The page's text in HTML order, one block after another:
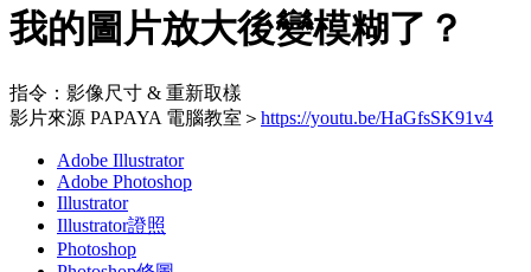
我的圖片放大後變模糊了？
指令：影像尺寸 & 重新取樣
影片來源 PAPAYA 電腦教室＞ https://youtu.be/HaGfsSK91v4
Adobe Illustrator
Adobe Photoshop
Illustrator
Illustrator證照
Photoshop